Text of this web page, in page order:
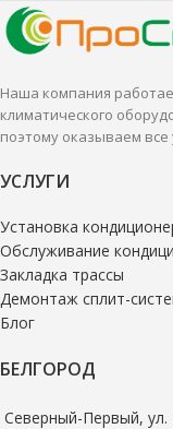
Наша компания
климатического
поэтому оказываем
УСЛУГИ
Установка
Обслуживание
Закладка трассы
Демонтаж сплит-
Блог
БЕЛГОРОД
Северный-Первый, ул.